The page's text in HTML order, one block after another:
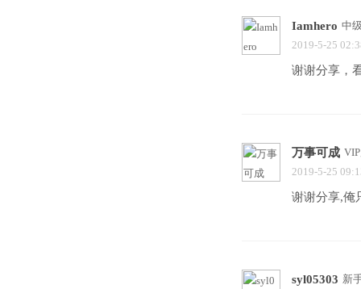
Iamhero 中
2019-5-25
谢谢分享，
万事可成
2019-5-25
谢谢分享,俺
syl05303 新